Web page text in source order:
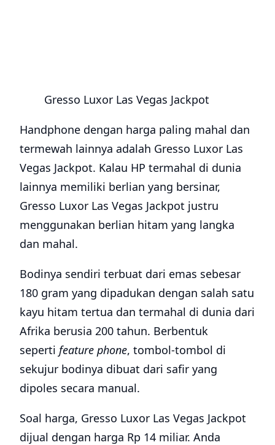
Gresso Luxor Las Vegas Jackpot
Handphone dengan harga paling mahal dan
termewah lainnya adalah Gresso Luxor Las
Vegas Jackpot. Kalau HP termahal di dunia
lainnya memiliki berlian yang bersinar,
Gresso Luxor Las Vegas Jackpot justru
menggunakan berlian hitam yang langka
dan mahal.
Bodinya sendiri terbuat dari emas sebesar
180 gram yang dipadukan dengan salah satu
kayu hitam tertua dan termahal di dunia dari
Afrika berusia 200 tahun. Berbentuk
seperti feature phone, tombol-tombol di
sekujur bodinya dibuat dari safir yang
dipoles secara manual.
Soal harga, Gresso Luxor Las Vegas Jackpot
dijual dengan harga Rp 14 miliar. Anda